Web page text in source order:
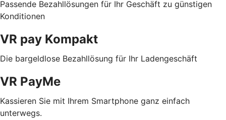
Passende Bezahllösungen für Ihr Geschäft zu günstigen
Konditionen
VR pay Kompakt
Die bargeldlose Bezahllösung für Ihr Ladengeschäft
VR PayMe
Kassieren Sie mit Ihrem Smartphone ganz einfach
unterwegs.